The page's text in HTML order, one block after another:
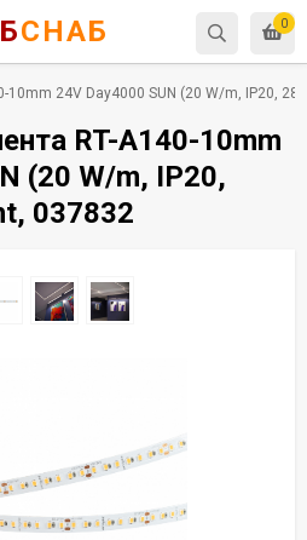
0
СНАБ
10mm 24V Day4000 SUN (20 W/m, IP20,
RT-A140-10mm
(20 W/m, IP20,
037832